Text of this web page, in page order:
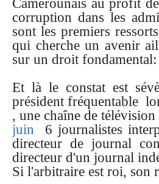
corruption dans les
sont les premiers
qui cherche un avenir
sur un droit fondamental:
Et là le constat est
président fréquentable
, une chaîne de
juin
6 journalistes
directeur de journal
directeur d'un journal
Si l'arbitraire est roi, son